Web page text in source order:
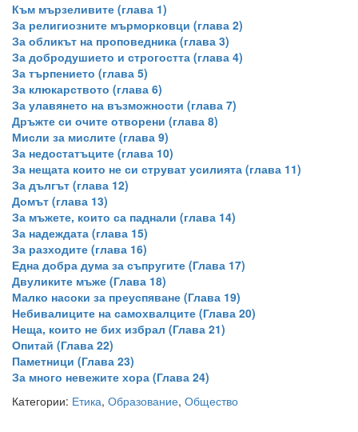
Към мързеливите (глава 1)
За религиозните мърморковци (глава 2)
За обликът на проповедника (глава 3)
За добродушието и строгостта (глава 4)
За търпението (глава 5)
За клюкарството (глава 6)
За улавянето на възможности (глава 7)
Дръжте си очите отворени (глава 8)
Мисли за мислите (глава 9)
За недостатъците (глава 10)
За нещата които не си струват усилията (глава 11)
За дългът (глава 12)
Домът (глава 13)
За мъжете, които са паднали (глава 14)
За надеждата (глава 15)
За разходите (глава 16)
Една добра дума за съпругите (Глава 17)
Двуликите мъже (Глава 18)
Малко насоки за преуспяване (Глава 19)
Небивалиците на самохвалците (Глава 20)
Неща, които не бих избрал (Глава 21)
Опитай (Глава 22)
Паметници (Глава 23)
За много невежите хора (Глава 24)
Категории: Етика, Образование, Общество